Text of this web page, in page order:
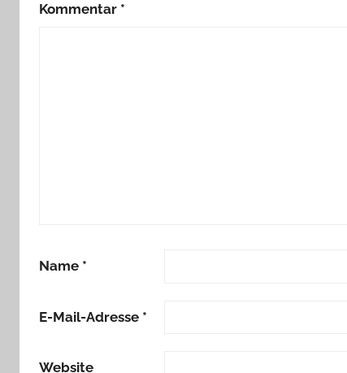
Kommentar *
Name *
E-Mail-Adresse *
Website